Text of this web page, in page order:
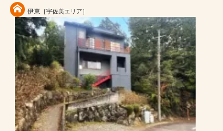
伊東 ［宇佐美エリア］